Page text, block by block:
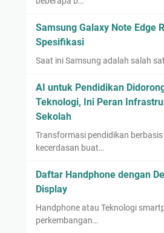
Samsung Galaxy Note Edge
Spesifikasi
Saat ini Samsung adalah salah
AI untuk Pendidikan
Teknologi, Ini Peran
Sekolah
Transformasi pendidikan
kecerdasan buat…
Daftar Handphone dengan
Display
Handphone atau Teknologi
perkembangan…